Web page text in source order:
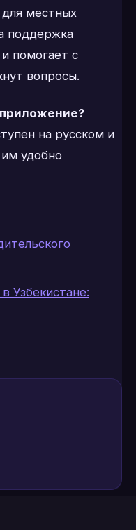
местных
поддержка
помогает с
вопросы.
на русском и
удобно
Узбекистане: